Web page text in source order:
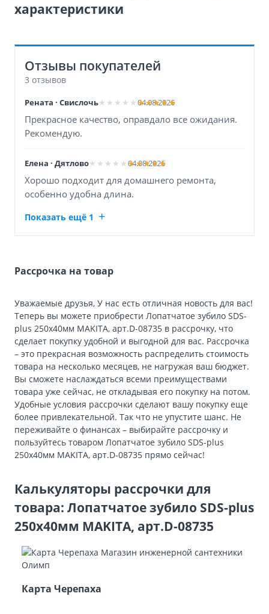
характеристики
Отзывы покупателей
3 отзывов
Рената · Свислочь 04.08.2026
Прекрасное качество, оправдало все ожидания.
Рекомендую.
Елена · Дятлово 04.08.2026
Хорошо подходит для домашнего ремонта,
особенно удобна длина.
Показать ещё 1
Рассрочка на товар
Уважаемые друзья, У нас есть отличная новость для вас!
Теперь вы можете приобрести Лопатчатое зубило SDS-
plus 250х40мм MAKITA, арт.D-08735 в рассрочку, что
сделает покупку удобной и выгодной для вас. Рассрочка
– это прекрасная возможность распределить стоимость
товара на несколько месяцев, не нагружая ваш бюджет.
Вы сможете наслаждаться всеми преимуществами
товара уже сейчас, не откладывая его покупку на потом.
Удобные условия рассрочки сделают вашу покупку еще
более привлекательной. Так что не упустите шанс. Не
переживайте о финансах – выбирайте рассрочку и
пользуйтесь товаром Лопатчатое зубило SDS-plus
250х40мм MAKITA, арт.D-08735 прямо сейчас!
Калькуляторы рассрочки для
товара: Лопатчатое зубило SDS-plus
250х40мм MAKITA, арт.D-08735
Карта Черепаха